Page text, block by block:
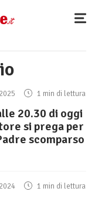
1 min di lettura
20.30 di oggi
si prega per
scomparso
1 min di lettura